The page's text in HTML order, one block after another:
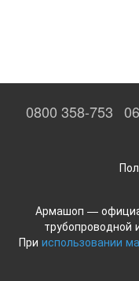
0800 358-753
Армашоп —
трубопроводной
При использовании